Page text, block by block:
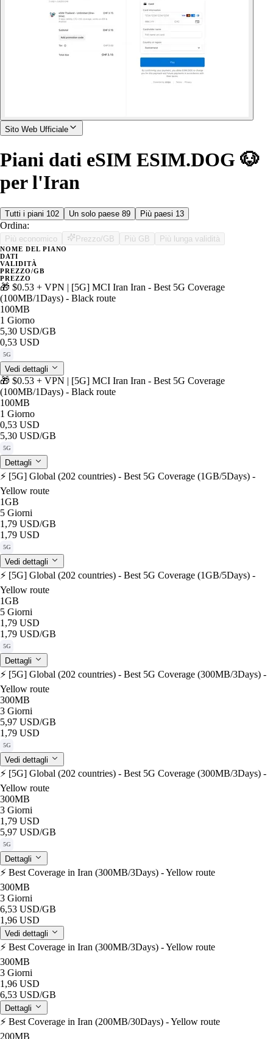
Sito Web Ufficiale
Piani dati eSIM ESIM.DOG 🐶
per l'Iran
Tutti i piani 102 Un solo paese 89 Più paesi 13
Ordina:
Più economico Prezzo/GB Più GB Più lunga validità
NOME DEL PIANO
DATI
VALIDITÀ
PREZZO/GB
PREZZO
🎁 $0.53 + VPN | [5G] MCI Iran Iran - Best 5G Coverage
(100MB/1Days) - Black route
100MB
1 Giorno
5,30 USD/GB
0,53 USD
5G
Vedi dettagli
🎁 $0.53 + VPN | [5G] MCI Iran Iran - Best 5G Coverage
(100MB/1Days) - Black route
100MB
1 Giorno
0,53 USD
5,30 USD/GB
5G
Dettagli
⚡️ [5G] Global (202 countries) - Best 5G Coverage (1GB/5Days) -
Yellow route
1GB
5 Giorni
1,79 USD/GB
1,79 USD
5G
Vedi dettagli
⚡️ [5G] Global (202 countries) - Best 5G Coverage (1GB/5Days) -
Yellow route
1GB
5 Giorni
1,79 USD
1,79 USD/GB
5G
Dettagli
⚡️ [5G] Global (202 countries) - Best 5G Coverage (300MB/3Days) -
Yellow route
300MB
3 Giorni
5,97 USD/GB
1,79 USD
5G
Vedi dettagli
⚡️ [5G] Global (202 countries) - Best 5G Coverage (300MB/3Days) -
Yellow route
300MB
3 Giorni
1,79 USD
5,97 USD/GB
5G
Dettagli
⚡️ Best Coverage in Iran (300MB/3Days) - Yellow route
300MB
3 Giorni
6,53 USD/GB
1,96 USD
Vedi dettagli
⚡️ Best Coverage in Iran (300MB/3Days) - Yellow route
300MB
3 Giorni
1,96 USD
6,53 USD/GB
Dettagli
⚡️ Best Coverage in Iran (200MB/30Days) - Yellow route
200MB